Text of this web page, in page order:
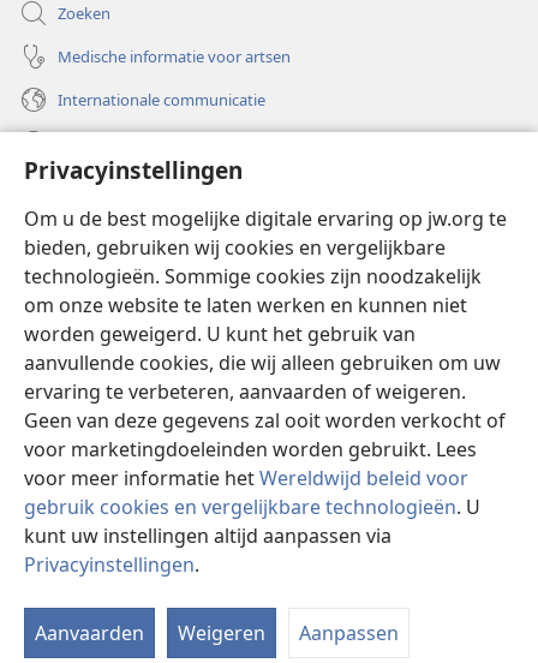
Privacyinstellingen
Om u de best mogelijke digitale ervaring op jw.org te
bieden, gebruiken wij cookies en vergelijkbare
technologieën. Sommige cookies zijn noodzakelijk
om onze website te laten werken en kunnen niet
worden geweigerd. U kunt het gebruik van
aanvullende cookies, die wij alleen gebruiken om uw
ervaring te verbeteren, aanvaarden of weigeren.
Geen van deze gegevens zal ooit worden verkocht of
voor marketingdoeleinden worden gebruikt. Lees
voor meer informatie hetWereldwijd beleid voor
gebruik cookies en vergelijkbare technologieën. U
kunt uw instellingen altijd aanpassen via
Privacyinstellingen.
Aanvaarden Weigeren Aanpassen
Zoeken
Medische informatie voor artsen
Internationale communicatie
(opent
nieuw
venster)Watchtower ONLINE LIBRARY™
(opent
nieuw
venster)JW Hub ®
(opent
nieuw
venster)
®
Watchtower Library
Copyright © 2026 Watch Tower Bible and Tract Society of Pennsylvania.
GEBRUIKSVOORWAARDEN